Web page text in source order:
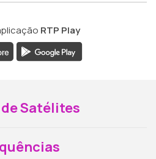
RTP Play
de Satélites